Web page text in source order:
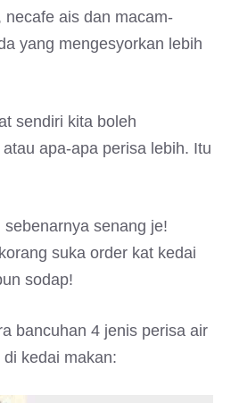
ais dan macam-
yang mengesyorkan lebih
sendiri kita boleh
apa-apa perisa lebih. Itu
senang je!
suka order kat kedai
sodap!
bancuhan 4 jenis perisa air
kedai makan: